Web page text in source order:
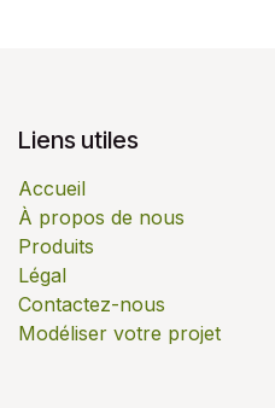
Liens utiles
Accueil
À propos de nous
Produits
Légal
Contactez-nous
Modéliser votre projet